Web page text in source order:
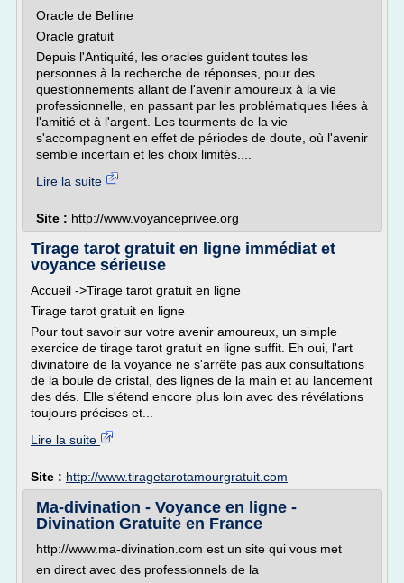
Oracle de Belline
Oracle gratuit
Depuis l'Antiquité, les oracles guident toutes les
personnes à la recherche de réponses, pour des
questionnements allant de l'avenir amoureux à la vie
professionnelle, en passant par les problématiques liées à
l'amitié et à l'argent. Les tourments de la vie
s'accompagnent en effet de périodes de doute, où l'avenir
semble incertain et les choix limités....
Lire la suite
Site : http://www.voyanceprivee.org
Tirage tarot gratuit en ligne immédiat et
voyance sérieuse
Accueil ->Tirage tarot gratuit en ligne
Tirage tarot gratuit en ligne
Pour tout savoir sur votre avenir amoureux, un simple
exercice de tirage tarot gratuit en ligne suffit. Eh oui, l'art
divinatoire de la voyance ne s'arrête pas aux consultations
de la boule de cristal, des lignes de la main et au lancement
des dés. Elle s'étend encore plus loin avec des révélations
toujours précises et...
Lire la suite
Site : http://www.tiragetarotamourgratuit.com
Ma-divination - Voyance en ligne -
Divination Gratuite en France
http://www.ma-divination.com est un site qui vous met
en direct avec des professionnels de la